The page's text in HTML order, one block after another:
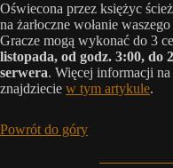
Oświecona przez księżyc
na żarłoczne wołanie
Gracze mogą wykonać do 3
listopada, od godz. 3:00, do
serwera. Więcej informacji
znajdziecie w tym artykule.
Powrót do góry